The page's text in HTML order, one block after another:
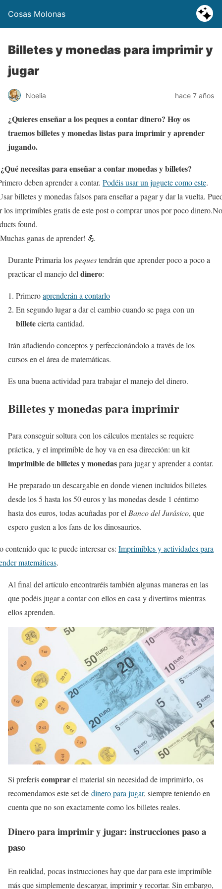
Cosas Molonas
Billetes y monedas para imprimir y
jugar
Noelia hace 7 años
¿Quieres enseñar a los peques a contar dinero? Hoy os
traemos billetes y monedas listas para imprimir y aprender
jugando.
¿Qué necesitas para enseñar a contar monedas y billetes?
deben aprender a contar. Podéis usar un juguete como este.
billetes y monedas falsos para enseñar a pagar y dar la vuelta.
los imprimibles gratis de este post o comprar unos por poco dinero.No
found.
ganas de aprender! 💪
Durante Primaria los pequestendrán que aprender poco a poco a
practicar el manejo del dinero:
Primeroaprenderán a contarlo
En segundo lugar a dar el cambio cuando se paga con un
billetecierta cantidad.
Irán añadiendo conceptos y perfeccionándolo a través de los
cursos en el área de matemáticas.
Es una buena actividad para trabajar el manejo del dinero.
Billetes y monedas para imprimir
Para conseguir soltura con los cálculos mentales se requiere
práctica, y el imprimible de hoy va en esa dirección: un kit
imprimible de billetes y monedaspara jugar y aprender a contar.
He preparado un descargable en donde vienen incluidos billetes
desde los 5 hasta los 50 euros y las monedas desde 1 céntimo
hasta dos euros, todas acuñadas por el Banco del Jurásico, que
espero gusten a los fans de los dinosaurios.
contenido que te puede interesar es: Imprimibles y actividades para
matemáticas.
Al final del artículo encontraréis también algunas maneras en las
que podéis jugar a contar con ellos en casa y divertiros mientras
ellos aprenden.
Si preferíscomprarel material sin necesidad de imprimirlo, os
recomendamos este set de dinero para jugar, siempre teniendo en
cuenta que no son exactamente como los billetes reales.
Dinero para imprimir y jugar: instrucciones paso a
paso
En realidad, pocas instrucciones hay que dar para este imprimible
más que simplemente descargar, imprimir y recortar. Sin embargo,